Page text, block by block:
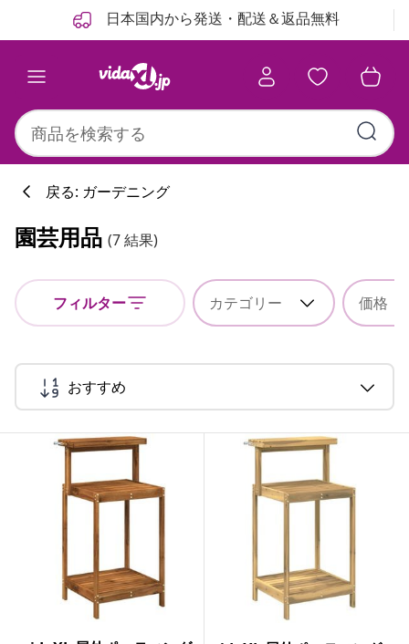
日本国内から発送・配送＆返品無料
戻る: ガーデニング
園芸用品 (7 結果)
フィルター カテゴリー 価格
おすすめ